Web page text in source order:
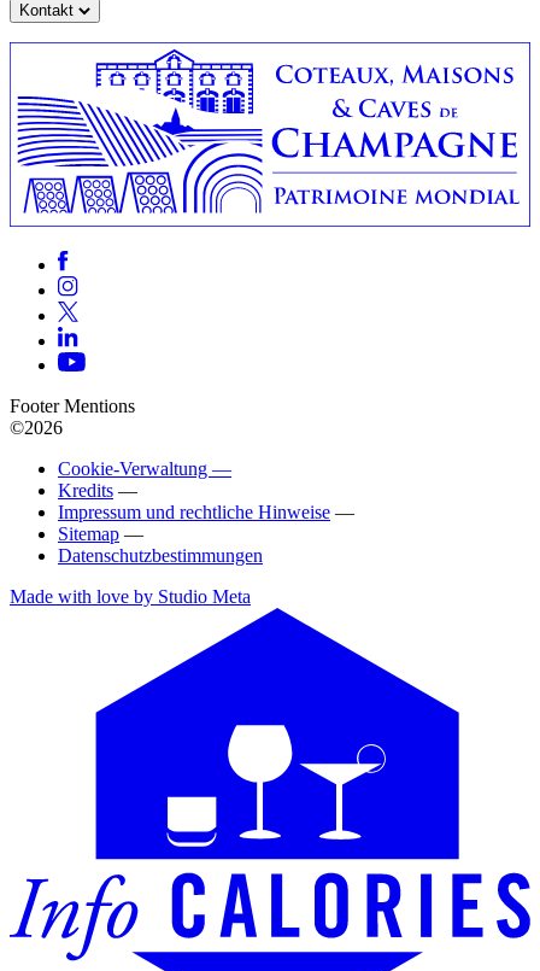
Kontakt
Footer Mentions
©2026
Cookie-Verwaltung —
Kredits —
Impressum und rechtliche Hinweise —
Sitemap —
Datenschutzbestimmungen
Made with love by Studio Meta